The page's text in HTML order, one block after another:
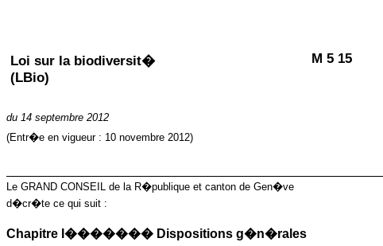
Loi sur la biodiversit�
(LBio)
M 5 15
du 14 septembre 2012
(Entr�e en vigueur : 10 novembre 2012)
Le GRAND CONSEIL de la R�publique et canton de Gen�ve
d�cr�te ce qui suit :
Chapitre I������� Dispositions g�n�rales